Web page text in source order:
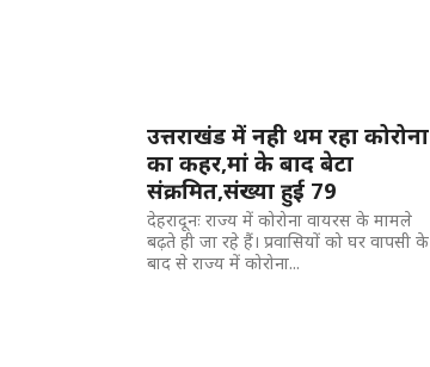
उत्तराखंड में नही थम रहा कोरोना
का कहर,मां के बाद बेटा
संक्रमित,संख्या हुई 79
देहरादूनः राज्य में कोरोना वायरस के मामले
बढ़ते ही जा रहे हैं। प्रवासियों को घर वापसी के
बाद से राज्य में कोरोना...